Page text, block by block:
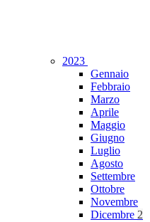
2023
Gennaio
Febbraio
Marzo
Aprile
Maggio
Giugno
Luglio
Agosto
Settembre
Ottobre
Novembre
Dicembre 2